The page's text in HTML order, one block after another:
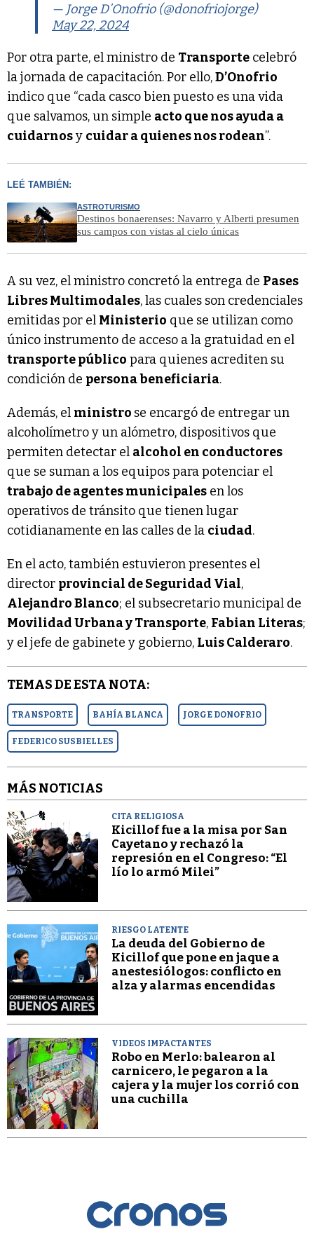
— Jorge D’Onofrio (@donofriojorge)
May 22, 2024
Por otra parte, el ministro de Transporte celebró
la jornada de capacitación. Por ello,D’Onofrio
indico que “cada casco bien puesto es una vida
que salvamos, un simple acto que nos ayuda a
cuidarnosy cuidar a quienes nos rodean”.
LEÉ TAMBIÉN:
ASTROTURISMO
Destinos bonaerenses: Navarro y Alberti presumen
sus campos con vistas al cielo únicas
A su vez, el ministro concretó la entrega de Pases
Libres Multimodales, las cuales son credenciales
emitidas por el Ministerio que se utilizan como
único instrumento de acceso a la gratuidad en el
transporte público para quienes acrediten su
condición de persona beneficiaria.
Además, el ministro se encargó de entregar un
alcoholímetro y un alómetro, dispositivos que
permiten detectar el alcohol en conductores
que se suman a los equipos para potenciar el
trabajo de agentes municipales en los
operativos de tránsito que tienen lugar
cotidianamente en las calles de la ciudad.
En el acto, también estuvieron presentes el
director provincial de Seguridad Vial,
Alejandro Blanco; el subsecretario municipal de
Movilidad Urbana y Transporte, Fabian Literas;
y el jefe de gabinete y gobierno, Luis Calderaro.
TEMAS DE ESTA NOTA:
TRANSPORTE BAHÍA BLANCA JORGE DONOFRIO
FEDERICO SUSBIELLES
MÁS NOTICIAS
CITA RELIGIOSA
Kicillof fue a la misa por San
Cayetano y rechazó la
represión en el Congreso: “El
lío lo armó Milei”
RIESGO LATENTE
La deuda del Gobierno de
Kicillof que pone en jaque a
anestesiólogos: conflicto en
alza y alarmas encendidas
VIDEOS IMPACTANTES
Robo en Merlo: balearon al
carnicero, le pegaron a la
cajera y la mujer los corrió con
una cuchilla